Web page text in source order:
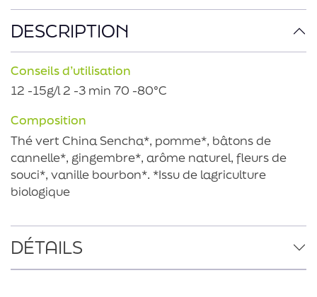
DESCRIPTION
Conseils d’utilisation
12 -15g/l 2 -3 min 70 -80°C
Composition
Thé vert China Sencha*, pomme*, bâtons de
cannelle*, gingembre*, arôme naturel, fleurs de
souci*, vanille bourbon*. *Issu de lagriculture
biologique
DÉTAILS